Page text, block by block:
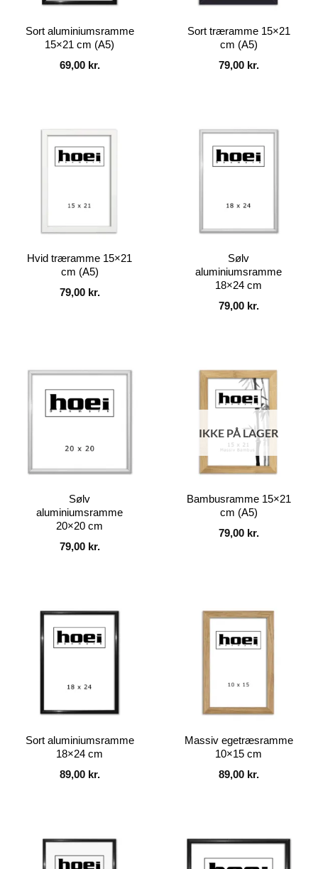
Sort aluminiumsramme
15×21 cm (A5)
69,00 kr.
Sort træramme 15×21
cm (A5)
79,00 kr.
Hvid træramme 15×21
cm (A5)
79,00 kr.
Sølv
aluminiumsramme
18×24 cm
79,00 kr.
Sølv
aluminiumsramme
20×20 cm
79,00 kr.
IKKE PÅ LAGER
Bambusramme 15×21
cm (A5)
79,00 kr.
Sort aluminiumsramme
18×24 cm
89,00 kr.
Massiv egetræsramme
10×15 cm
89,00 kr.